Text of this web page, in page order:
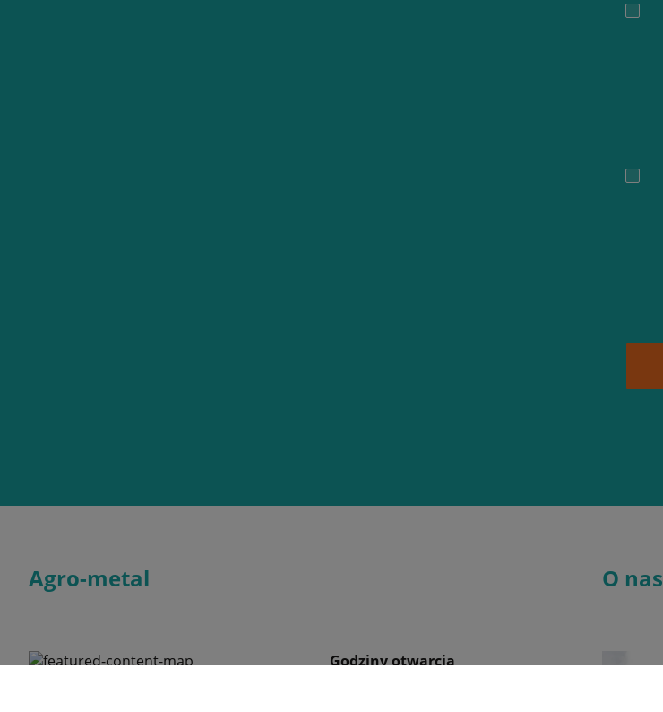
Agro-metal
Godziny otwarcia
O nas